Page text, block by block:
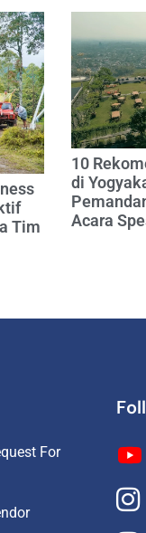
Tim
10
di
Acara
For